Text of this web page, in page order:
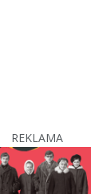
REKLAMA